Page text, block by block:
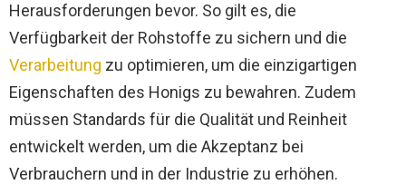
Herausforderungen bevor. So gilt es, die
Verfügbarkeit der Rohstoffe zu sichern und die
Verarbeitung zu optimieren, um die einzigartigen
Eigenschaften des Honigs zu bewahren. Zudem
müssen Standards für die Qualität und Reinheit
entwickelt werden, um die Akzeptanz bei
Verbrauchern und in der Industrie zu erhöhen.